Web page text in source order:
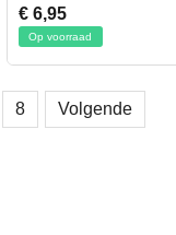
€ 6,95
Op voorraad
8 Volgende